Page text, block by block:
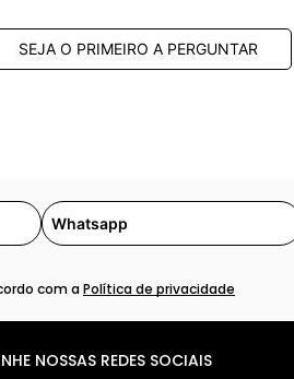
SEJA O PRIMEIRO A PERGUNTAR
com aPolítica de privacidade
NOSSAS REDES SOCIAIS